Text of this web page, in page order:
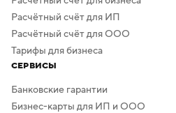
Расчётный счёт для ИП
Расчётный счёт для ООО
Тарифы для бизнеса
СЕРВИСЫ
Банковские гарантии
Бизнес-карты для ИП и ООО